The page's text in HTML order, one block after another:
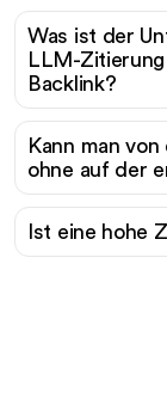
Was ist der
LLM-
Backlink?
Kann man
ohne auf der
Ist eine hohe